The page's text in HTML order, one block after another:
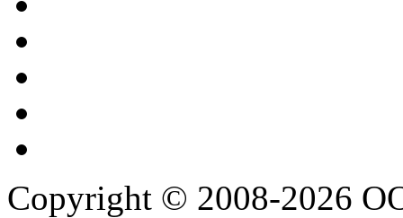
Copyright © 2008-2026